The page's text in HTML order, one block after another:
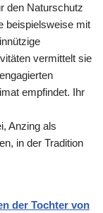
den Naturschutz
beispielsweise mit
vermittelt sie
empfindet. Ihr
Anzing als
in der Tradition
der Tochter von